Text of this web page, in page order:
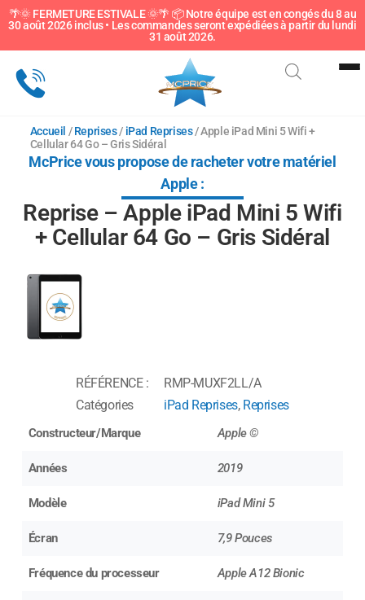
🌴🌞 FERMETURE ESTIVALE 🌞🌴 📦 Notre équipe est en congés du 8 au
30 août 2026 inclus • Les commandes seront expédiées à partir du lundi
31 août 2026.
Sous-catégorie
Accueil /Reprises/ iPad Reprises/ Apple iPad Mini 5 Wifi +
Cellular 64 Go – Gris Sidéral
McPrice vous propose de racheter votre matériel
Apple :
Reprise – Apple iPad Mini 5 Wifi
+ Cellular 64 Go – Gris Sidéral
RÉFÉRENCE :
RMP-MUXF2LL/A
Catégories
iPad Reprises, Reprises
Constructeur/Marque Apple ©
Années 2019
Modèle iPad Mini 5
Écran 7,9 Pouces
Fréquence du processeur Apple A12 Bionic